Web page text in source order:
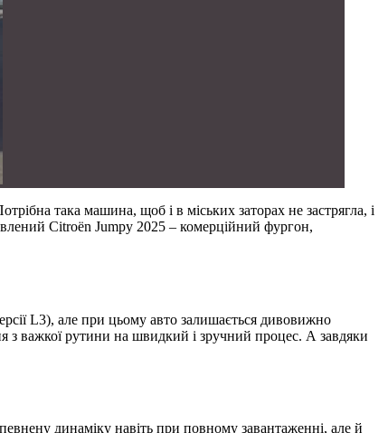
така машина, щоб і в міських заторах не застрягла, і
Citroën Jumpy 2025 – комерційний фургон,
L3), але при цьому авто залишається дивовижно
з важкої рутини на швидкий і зручний процес. А завдяки
динаміку навіть при повному завантаженні, але й